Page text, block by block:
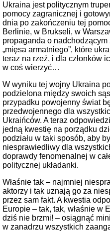
Ukraina jest politycznym
pomocy zagranicznej i
dnia po zakończeniu tej
Berlinie, w Brukseli, w
propaganda o
„mięsa armatniego”, które
teraz na rzeź, i dla członków
w coś wierzyć…
W wyniku tej wojny Ukraina
podzielona między swoich
przypadku powojenny świat
przedwojennego dla
Ukraińców. A teraz
jedną kwestię na porządku
podziału w taki sposób, aby
niesprawiedliwy dla
doprawdy fenomenalnej w
politycznej układanki.
Właśnie tak – najmniej
aktorzy i tak uznają go za
przez sam fakt. A kwestia
Europie – tak, tak, właśnie w
dziś nie brzmi! – osiągnąć
w zanadrzu wszystkich